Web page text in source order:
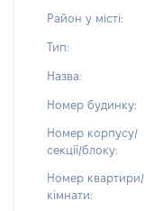
Район у місті:
Тип:
Назва:
Номер будинку:
Номер корпусу/
секції/блоку:
Номер квартири/
кімнати: